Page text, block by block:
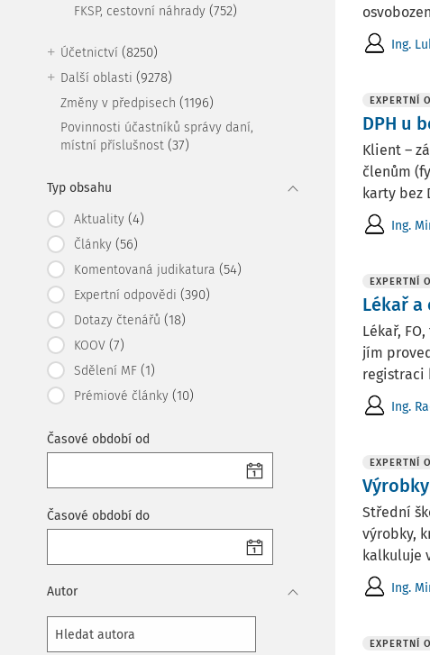
FKSP, cestovní náhrady (752)
Účetnictví (8250)
Další oblasti (9278)
Změny v předpisech (1196)
Povinnosti účastníků správy daní,
místní příslušnost (37)
Typ obsahu
Aktuality (4)
Články (56)
Komentovaná judikatura (54)
Expertní odpovědi (390)
Dotazy čtenářů (18)
KOOV (7)
Sdělení MF (1)
Prémiové články (10)
Časové období od
Časové období do
Autor
Ing.
EXPERTNÍ
DPH u
Klient –
členům
karty bez
Ing.
EXPERTNÍ
Lékař a
Lékař,
jím
registraci
Ing.
EXPERTNÍ
Střední
výrobky,
kalkuluje
Ing.
EXPERTNÍ